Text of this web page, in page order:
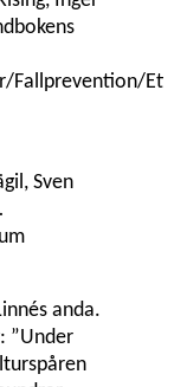
Fallprevention/
Sven
anda.
”Under